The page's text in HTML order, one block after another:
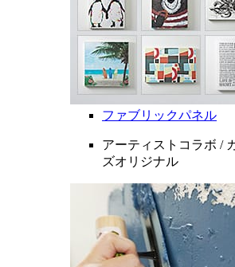
ファブリックパネル
アーティストコラボ /
ズオリジナル